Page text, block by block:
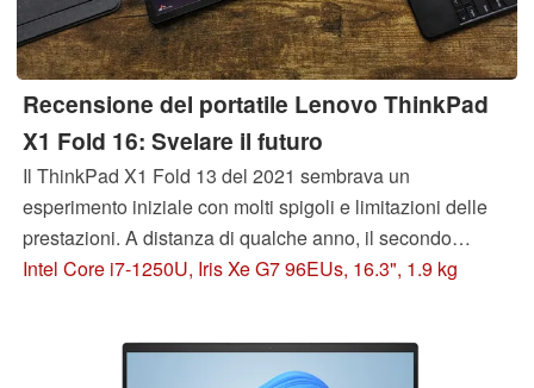
Recensione del portatile Lenovo ThinkPad
X1 Fold 16: Svelare il futuro
Il ThinkPad X1 Fold 13 del 2021 sembrava un
esperimento iniziale con molti spigoli e limitazioni delle
prestazioni. A distanza di qualche anno, il secondo
tentativo di Lenovo di realizzare un ThinkPad pieghevole
Intel Core i7-1250U, Iris Xe G7 96EUs, 16.3", 1.9 kg